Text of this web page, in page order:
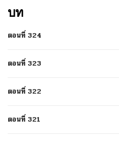
บท
ตอนที่ 324
ตอนที่ 323
ตอนที่ 322
ตอนที่ 321